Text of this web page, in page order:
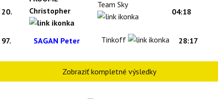
20.
Christopher
Team Sky
04:18
97. SAGAN Peter Tinkoff 28:17
Zobraziť kompletné výsledky